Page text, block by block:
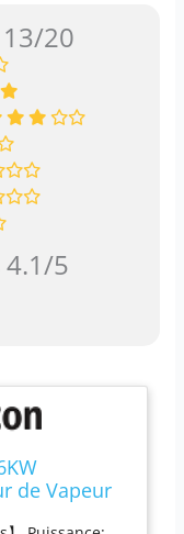
20
5
de Vapeur